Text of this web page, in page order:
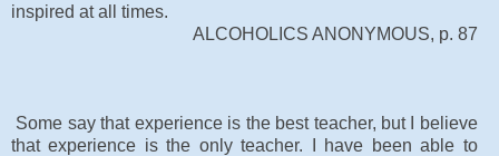
inspired at all times.
ALCOHOLICS ANONYMOUS, p. 87
Some say that experience is the best teacher, but I believe
that experience is the only teacher. I have been able to